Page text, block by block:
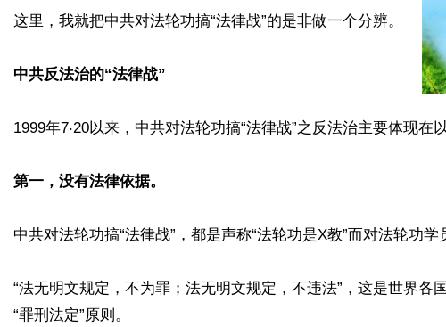
这里，我就把中共对法轮功搞“法律战”的是非做一个分辨。
中共反法治的“法律战”
1999年7‧20以来，中共对法轮功搞“法律战”之反法治主要体现在
第一，没有法律依据。
中共对法轮功搞“法律战”，都是声称“法轮功是X教”而对法轮功学
“法无明文规定，不为罪；法无明文规定，不违法”，这是世界各
“罪刑法定”原则。